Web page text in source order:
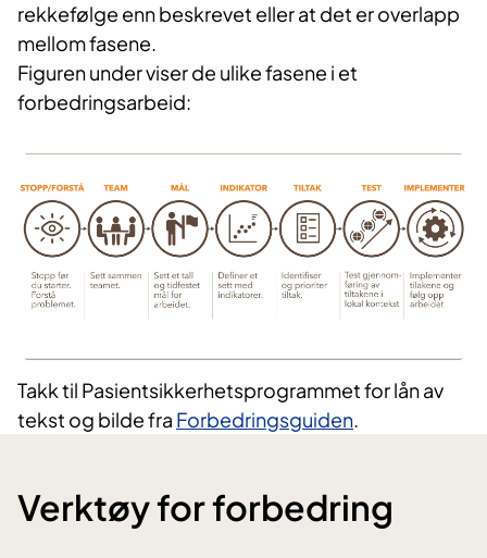
rekkefølge enn beskrevet eller at det er overlapp
mellom fasene.
Figuren under viser de ulike fasene i et
forbedringsarbeid:
Takk til Pasientsikkerhetsprogrammet for lån av
tekst og bilde fra Forbedringsguid​en​
Verktøy for forbedring